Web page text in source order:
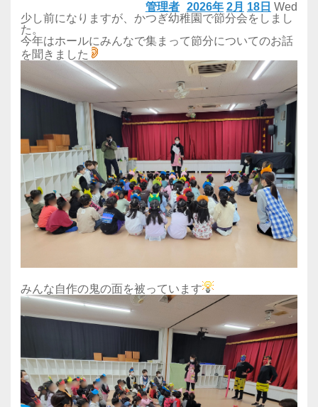
2026年 2月 18日 Wed
管理者
少し前になりますが、かつぎ幼稚園で節分会をしまし
た。
今年はホールにみんなで集まって節分についてのお話
を聞きました
みんな自作の鬼の面を被っています